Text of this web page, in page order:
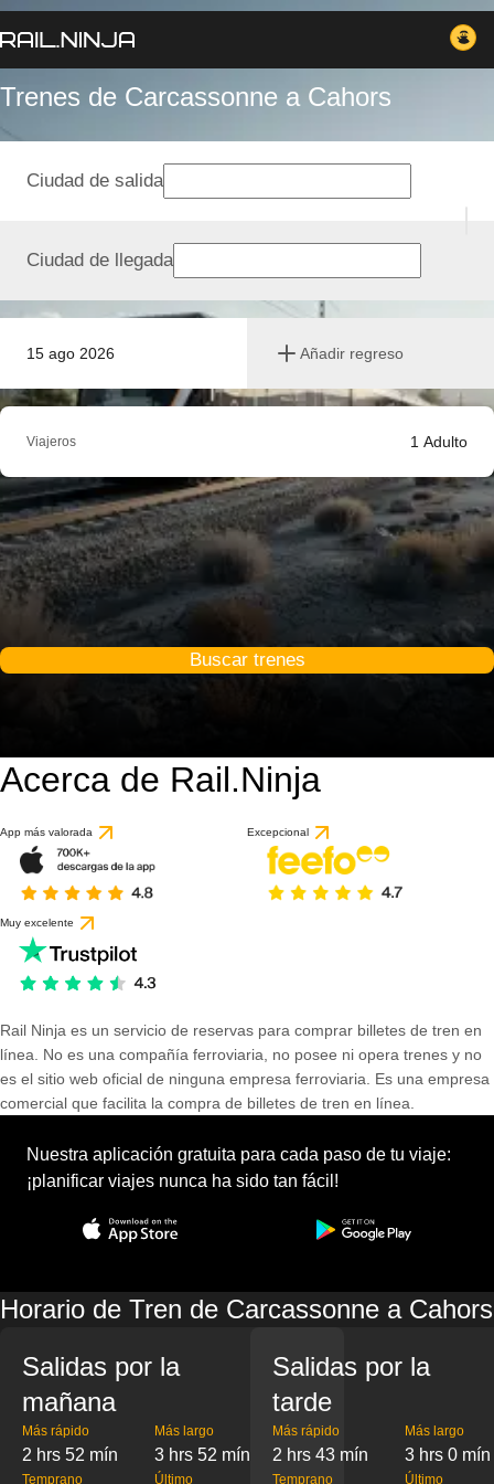
Trenes de Carcassonne a Cahors
15 ago 2026 Añadir regreso
Ciudad de salida
Ciudad de llegada
Viajeros 1 Adulto
Buscar trenes
Acerca de Rail.Ninja
App más valorada Excepcional
Muy excelente
Rail Ninja es un servicio de reservas para comprar billetes de tren en
línea. No es una compañía ferroviaria, no posee ni opera trenes y no
es el sitio web oficial de ninguna empresa ferroviaria. Es una empresa
comercial que facilita la compra de billetes de tren en línea.
Nuestra aplicación gratuita para cada paso de tu viaje:
¡planificar viajes nunca ha sido tan fácil!
Horario de Tren de Carcassonne a Cahors
Salidas por la
mañana
Más rápido
2 hrs 52 mín
Más largo
3 hrs 52 mín
Temprano Último
Salidas por la
tarde
Más rápido
2 hrs 43 mín
Más largo
3 hrs 0 mín
Temprano Último